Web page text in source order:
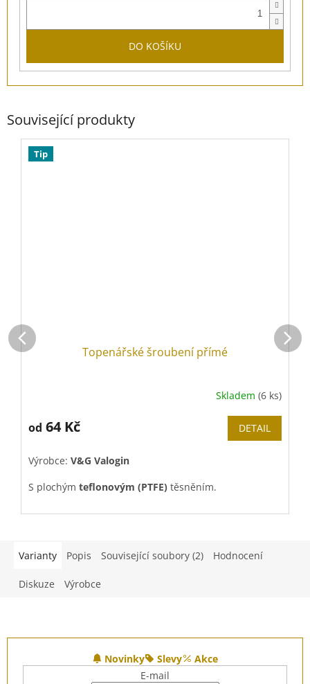
DO KOŠÍKU
Související produkty
Tip
Topenářské šroubení přímé
Skladem (6 ks)
od 64 Kč DETAIL
Výrobce: V&G Valogin
S plochým teflonovým (PTFE) těsněním.
Pro dotahovaní doporučujeme použítTopenářský
Varianty Popis Související soubory (2) Hodnocení
Diskuze Výrobce
Novinky Slevy
Akce
E-mail